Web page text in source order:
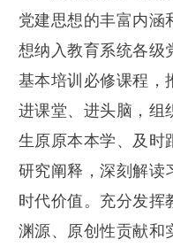
党建思想的丰富内涵
想纳入教育系统各级
基本培训必修课程，
进课堂、进头脑，组
生原原本本学、及时
研究阐释，深刻解读
时代价值。充分发挥
渊源、原创性贡献和